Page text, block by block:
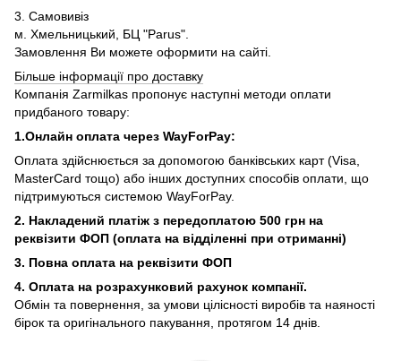
3. Самовивіз
м. Хмельницький, БЦ "Parus".
Замовлення Ви можете оформити на сайті.
Більше інформації про доставку
Компанія Zarmilkas пропонує наступні методи оплати
придбаного товару:
1.Онлайн оплата через WayForPay:
Оплата здійснюється за допомогою банківських карт (Visa,
MasterCard тощо) або інших доступних способів оплати, що
підтримуються системою WayForPay.
2. Накладений платіж з передоплатою 500 грн на
реквізити ФОП (оплата на відділенні при отриманні)
3. Повна оплата на реквізити ФОП
4. Оплата на розрахунковий рахунок компанії.
Обмін та повернення, за умови цілісності виробів та наяності
бірок та оригінального пакування, протягом 14 днів.